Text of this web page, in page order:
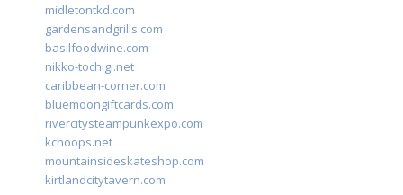
midletontkd.com
gardensandgrills.com
basilfoodwine.com
nikko-tochigi.net
caribbean-corner.com
bluemoongiftcards.com
rivercitysteampunkexpo.com
kchoops.net
mountainsideskateshop.com
kirtlandcitytavern.com